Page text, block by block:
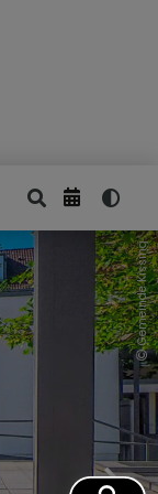
Gemeinde Kissing